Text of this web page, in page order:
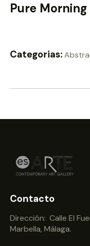
Pure
Categorias:
Contacto
Dirección: Calle El
Marbella, Málaga.